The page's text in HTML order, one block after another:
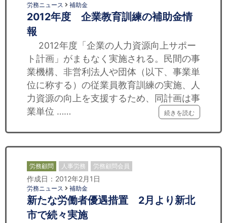
労務ニュース 補助金
2012年度 企業教育訓練の補助金情
報
2012年度「企業の人力資源向上サポー
ト計画」がまもなく実施される。民間の事
業機構、非営利法人や団体（以下、事業単
位に称する）の従業員教育訓練の実施、人
力資源の向上を支援するため、同計画は事
業単位 ……
続きを読む
労務顧問 人事労務 労務顧問会員
作成日：2012年2月1日
労務ニュース 補助金
新たな労働者優遇措置 2月より新北
市で続々実施